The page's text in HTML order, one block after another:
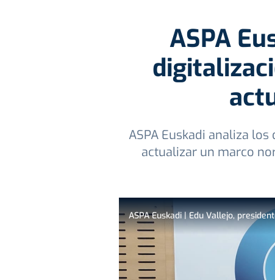
ASPA
ASPA Euskadi analiza
actualizar un marco
ASPA Euskadi | Edu Vallejo,